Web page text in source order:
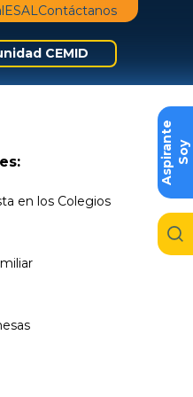
ESALContáctanos
CEMID
S
o
y
A
s
p
i
r
a
n
t
e
en los Colegios